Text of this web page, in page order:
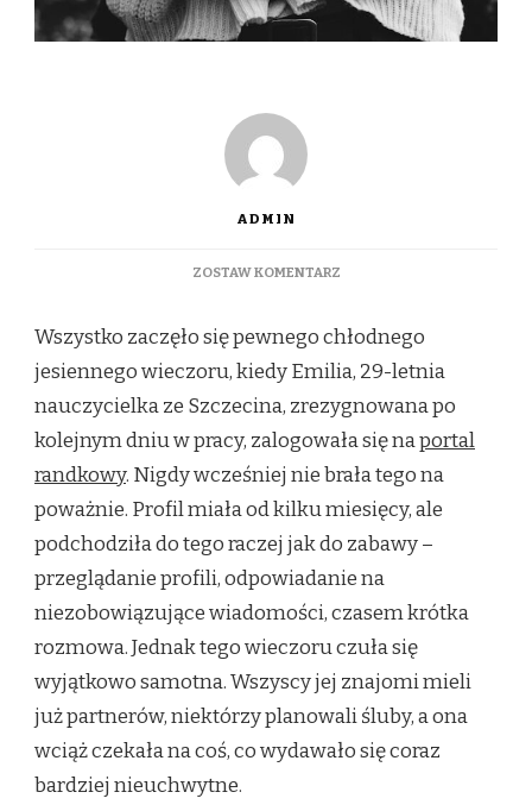
ADMIN
ZOSTAW KOMENTARZDO
SIĘ
PEWNEGO
CHŁODNEGO
JESIENNEGO
WIECZORU
Wszystko zaczęło się pewnego chłodnego
jesiennego wieczoru, kiedy Emilia, 29-letnia
nauczycielka ze Szczecina, zrezygnowana po
kolejnym dniu w pracy, zalogowała się naportal
randkowy. Nigdy wcześniej nie brała tego na
poważnie. Profil miała od kilku miesięcy, ale
podchodziła do tego raczej jak do zabawy –
przeglądanie profili, odpowiadanie na
niezobowiązujące wiadomości, czasem krótka
rozmowa. Jednak tego wieczoru czuła się
wyjątkowo samotna. Wszyscy jej znajomi mieli
już partnerów, niektórzy planowali śluby, a ona
wciąż czekała na coś, co wydawało się coraz
bardziej nieuchwytne.